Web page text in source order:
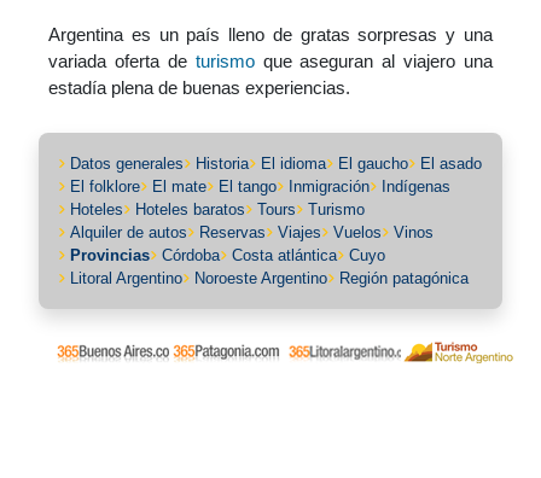
Argentina es un país lleno de gratas sorpresas y una
variada oferta de turismoque aseguran al viajero una
estadía plena de buenas experiencias.
Datos generales Historia El idioma El gaucho
El asado
El folklore
El mate El tango Inmigración
Indígenas
Hoteles
Hoteles baratos Tours
Turismo
Alquiler de autos
Reservas Viajes Vuelos
Vinos
Provincias
Córdoba Costa atlántica
Cuyo
Litoral Argentino
Noroeste Argentino Región patagónica